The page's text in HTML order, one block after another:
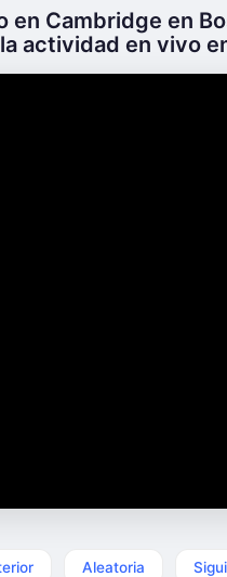
en Cambridge en
actividad en vivo
Aleatoria